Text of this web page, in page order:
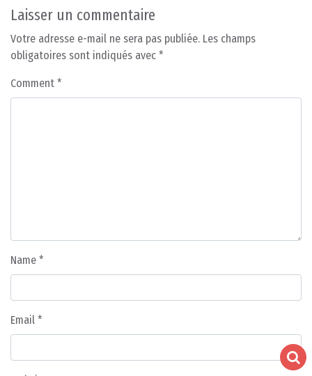
Laisser un commentaire
Votre adresse e-mail ne sera pas publiée. Les champs
obligatoires sont indiqués avec *
Comment *
Name *
Email *